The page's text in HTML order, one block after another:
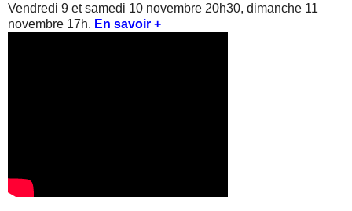
Vendredi 9 et samedi 10 novembre 20h30, dimanche 11
novembre 17h. En savoir +